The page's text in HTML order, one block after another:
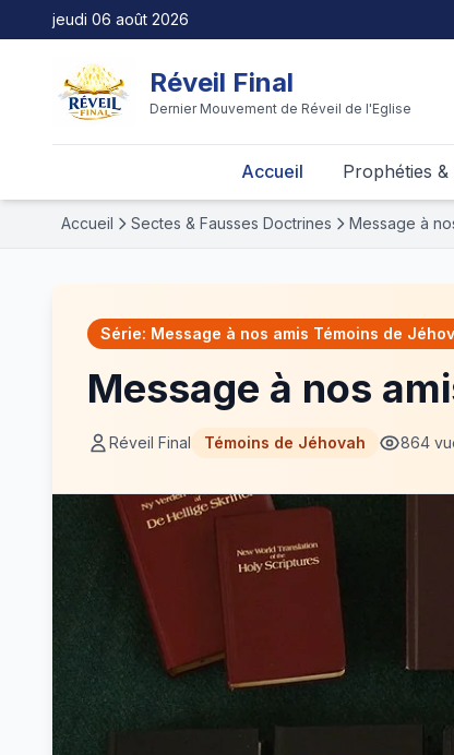
jeudi 06 août 2026
Réveil Final
Dernier Mouvement de Réveil de l'Eglise
Accueil Prophéties
Accueil Sectes & Fausses Doctrines Message à
Série: Message à nos amis Témoins de
Message à nos
Réveil Final Témoins de Jéhovah 864